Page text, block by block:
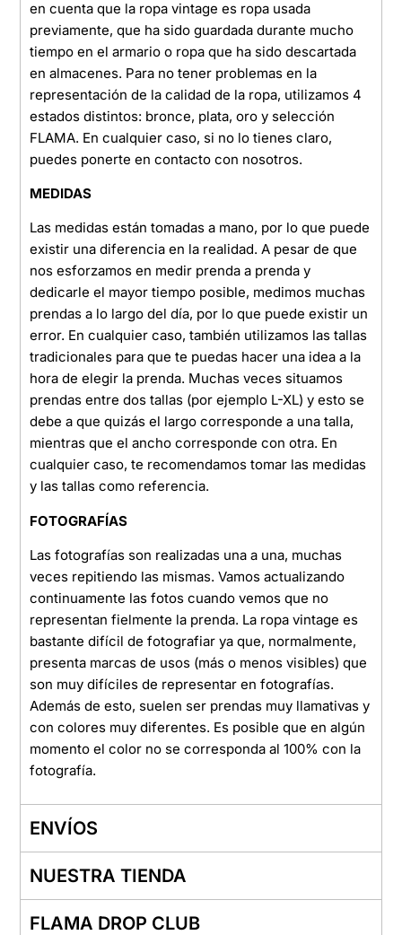
en cuenta que la ropa vintage es ropa usada
previamente, que ha sido guardada durante mucho
tiempo en el armario o ropa que ha sido descartada
en almacenes. Para no tener problemas en la
representación de la calidad de la ropa, utilizamos 4
estados distintos: bronce, plata, oro y selección
FLAMA. En cualquier caso, si no lo tienes claro,
puedes ponerte en contacto con nosotros.
MEDIDAS
Las medidas están tomadas a mano, por lo que puede
existir una diferencia en la realidad. A pesar de que
nos esforzamos en medir prenda a prenda y
dedicarle el mayor tiempo posible, medimos muchas
prendas a lo largo del día, por lo que puede existir un
error. En cualquier caso, también utilizamos las tallas
tradicionales para que te puedas hacer una idea a la
hora de elegir la prenda. Muchas veces situamos
prendas entre dos tallas (por ejemplo L-XL) y esto se
debe a que quizás el largo corresponde a una talla,
mientras que el ancho corresponde con otra. En
cualquier caso, te recomendamos tomar las medidas
y las tallas como referencia.
FOTOGRAFÍAS
Las fotografías son realizadas una a una, muchas
veces repitiendo las mismas. Vamos actualizando
continuamente las fotos cuando vemos que no
representan fielmente la prenda. La ropa vintage es
bastante difícil de fotografiar ya que, normalmente,
presenta marcas de usos (más o menos visibles) que
son muy difíciles de representar en fotografías.
Además de esto, suelen ser prendas muy llamativas y
con colores muy diferentes. Es posible que en algún
momento el color no se corresponda al 100% con la
fotografía.
ENVÍOS
NUESTRA TIENDA
FLAMA DROP CLUB